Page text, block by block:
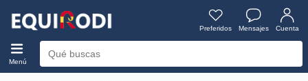
Preferidos Mensajes Cuenta
Menú